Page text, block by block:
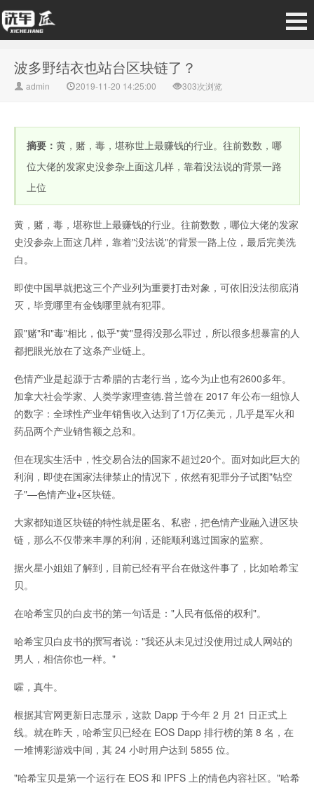
波多野结衣也站台区块链了？
admin 2019-11-20 14:25:00 303次浏览
摘要： 黄，赌，毒，堪称世上最赚钱的行业。往前数数，哪
位大佬的发家史没参杂上面这几样，靠着没法说的背景一路
上位
黄，赌，毒，堪称世上最赚钱的行业。往前数数，哪位大佬的发家
史没参杂上面这几样，靠着"没法说"的背景一路上位，最后完美洗
白。
即使中国早就把这三个产业列为重要打击对象，可依旧没法彻底消
灭，毕竟哪里有金钱哪里就有犯罪。
跟"赌"和"毒"相比，似乎"黄"显得没那么罪过，所以很多想暴富的人
都把眼光放在了这条产业链上。
色情产业是起源于古希腊的古老行当，迄今为止也有2600多年。
加拿大社会学家、人类学家理查德.普兰曾在 2017 年公布一组惊人
的数字：全球性产业年销售收入达到了1万亿美元，几乎是军火和
药品两个产业销售额之总和。
但在现实生活中，性交易合法的国家不超过20个。面对如此巨大的
利润，即使在国家法律禁止的情况下，依然有犯罪分子试图"钻空
子"—色情产业+区块链。
大家都知道区块链的特性就是匿名、私密，把色情产业融入进区块
链，那么不仅带来丰厚的利润，还能顺利逃过国家的监察。
据火星小姐姐了解到，目前已经有平台在做这件事了，比如哈希宝
贝。
在哈希宝贝的白皮书的第一句话是："人民有低俗的权利"。
哈希宝贝白皮书的撰写者说："我还从未见过没使用过成人网站的
男人，相信你也一样。"
嚯，真牛。
根据其官网更新日志显示，这款 Dapp 于今年 2 月 21 日正式上
线。就在昨天，哈希宝贝已经在 EOS Dapp 排行榜的第 8 名，在
一堆博彩游戏中间，其 24 小时用户达到 5855 位。
"哈希宝贝是第一个运行在 EOS 和 IPFS 上的情色内容社区。"哈希